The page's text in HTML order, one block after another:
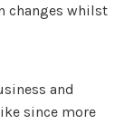
changes whilst
and
since more